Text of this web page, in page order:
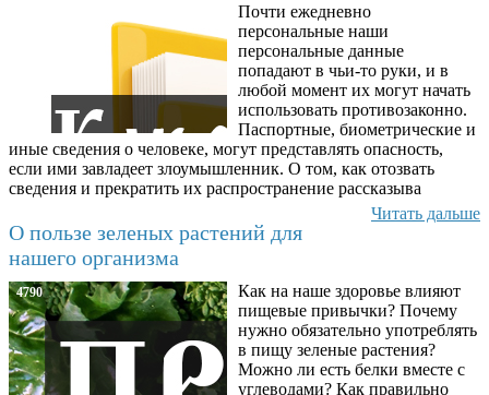
Почти ежедневно
персональные наши
персональные данные
попадают в чьи-то руки, и в
любой момент их могут начать
использовать противозаконно.
Паспортные, биометрические и
иные сведения о человеке, могут представлять опасность,
если ими завладеет злоумышленник. О том, как отозвать
сведения и прекратить их распространение рассказыва
Читать дальше
О пользе зеленых растений для
нашего организма
4790
Как на наше здоровье влияют
пищевые привычки? Почему
нужно обязательно употреблять
в пищу зеленые растения?
Можно ли есть белки вместе с
углеводами? Как правильно